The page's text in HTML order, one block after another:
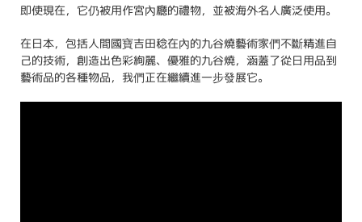
即使現在，它仍被用作宮內廳的禮物，並被海外名人廣泛使用。
在日本，包括人間國寶吉田稔在內的九谷燒藝術家們不斷精進自
己的技術，創造出色彩絢麗、優雅的九谷燒，涵蓋了從日用品到
藝術品的各種物品，我們正在繼續進一步發展它。